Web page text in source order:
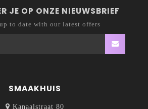
JE OP ONZE NIEUWSBRIEF
to date with our latest offers
SMAAKHUIS
Kanaalstraat 80